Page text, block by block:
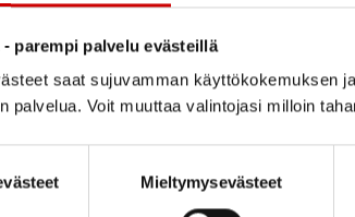
parempi palvelu evästeillä
saat sujuvamman käyttökokemuksen
palvelua. Voit muuttaa valintojasi milloin
Mieltymysevästeet
rentoudu